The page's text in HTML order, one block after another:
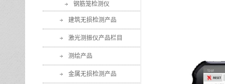
钢筋笼检测仪
建筑无损检测产品
激光测振仪产品栏目
测绘产品
金属无损检测产品